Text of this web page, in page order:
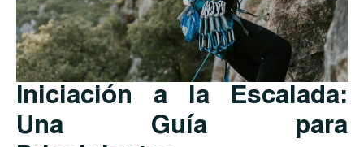
Iniciación a la Escalada:
Una Guía para